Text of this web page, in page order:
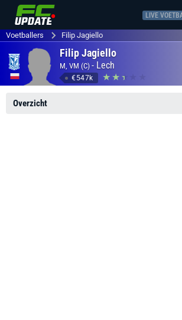
LIVE
Voetballers Filip Jagiello
Filip Jagiello
M, VM (C) - Lech
€547k
Overzicht